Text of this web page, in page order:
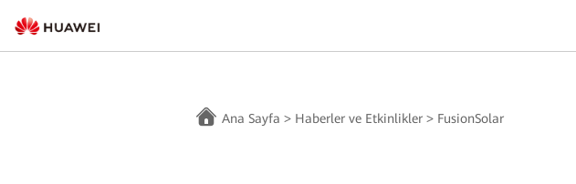
Ana Sayfa > Haberler ve Etkinlikler > FusionSolar